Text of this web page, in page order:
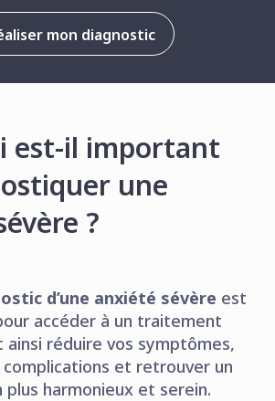
mon diagnostic
est-il important
une
?
d’une anxiété sévère est
accéder à un traitement
réduire vos symptômes,
et retrouver un
plus harmonieux et serein.